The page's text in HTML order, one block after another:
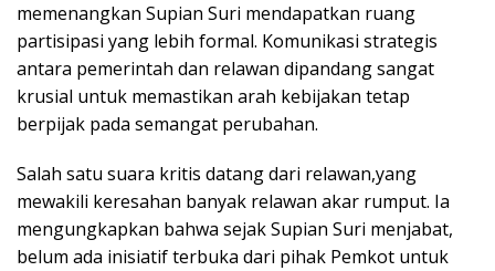
memenangkan Supian Suri mendapatkan ruang
partisipasi yang lebih formal. Komunikasi strategis
antara pemerintah dan relawan dipandang sangat
krusial untuk memastikan arah kebijakan tetap
berpijak pada semangat perubahan.
Salah satu suara kritis datang dari relawan,yang
mewakili keresahan banyak relawan akar rumput. Ia
mengungkapkan bahwa sejak Supian Suri menjabat,
belum ada inisiatif terbuka dari pihak Pemkot untuk